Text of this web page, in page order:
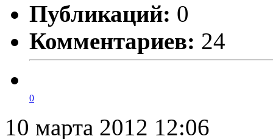
Публикаций: 0
Комментариев: 24
0
10 марта 2012 12:06